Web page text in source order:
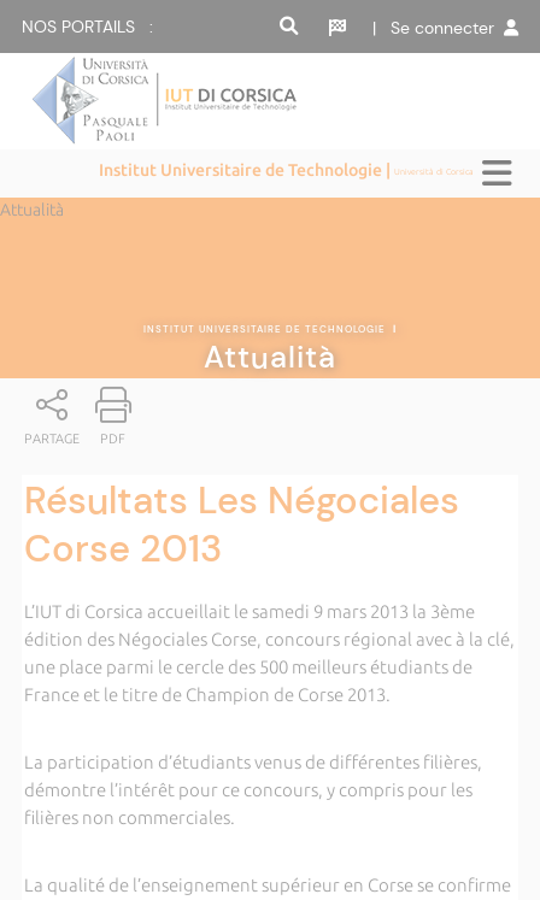
NOS PORTAILS : | Se connecter
Institut Universitaire de Technologie |Università di Corsica
Attualità
INSTITUT UNIVERSITAIRE DE TECHNOLOGIE |
Attualità
PARTAGE PDF
Résultats Les Négociales
Corse 2013
L’IUT di Corsica accueillait le samedi 9 mars 2013 la 3ème
édition des Négociales Corse, concours régional avec à la clé,
une place parmi le cercle des 500 meilleurs étudiants de
France et le titre de Champion de Corse 2013.
La participation d’étudiants venus de différentes filières,
démontre l’intérêt pour ce concours, y compris pour les
filières non commerciales.
La qualité de l’enseignement supérieur en Corse se confirme